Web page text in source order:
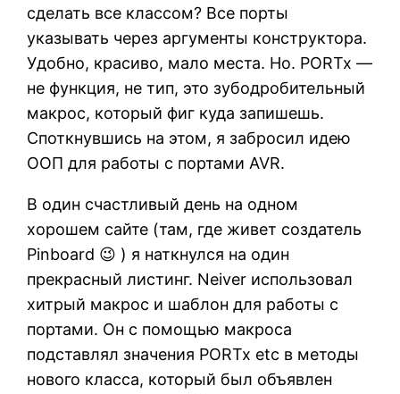
сделать все классом? Все порты
указывать через аргументы конструктора.
Удобно, красиво, мало места. Но. PORTx —
не функция, не тип, это зубодробительный
макрос, который фиг куда запишешь.
Споткнувшись на этом, я забросил идею
ООП для работы с портами AVR.
В один счастливый день на одном
хорошем сайте (там, где живет создатель
Pinboard 😉 ) я наткнулся на один
прекрасный листинг. Neiver использовал
хитрый макрос и шаблон для работы с
портами. Он с помощью макроса
подставлял значения PORTx etc в методы
нового класса, который был объявлен